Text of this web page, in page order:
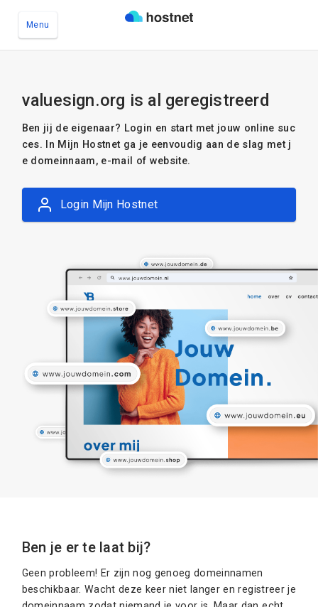
Menu
valuesign.org is al geregistreerd
Ben jij de eigenaar? Login en start met jouw online suc
ces. In Mijn Hostnet ga je eenvoudig aan de slag met j
e domeinnaam, e-mail of website.
Login Mijn Hostnet
Ben je er te laat bij?
Geen probleem! Er zijn nog genoeg domeinnamen
beschikbaar. Wacht deze keer niet langer en registreer je